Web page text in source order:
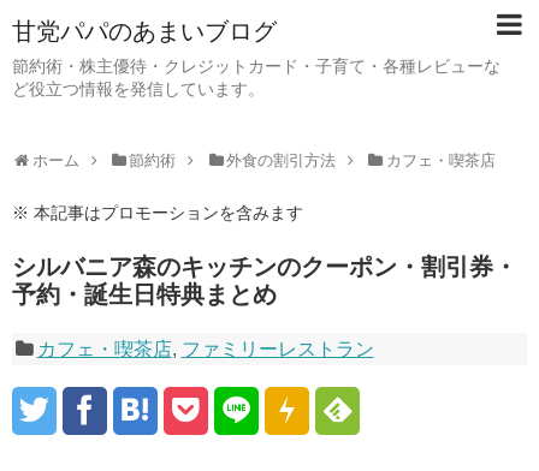
甘党パパのあまいブログ
節約術・株主優待・クレジットカード・子育て・各種レビューな
ど役立つ情報を発信しています。
ホーム 節約術 外食の割引方法 カフェ・喫茶店
※ 本記事はプロモーションを含みます
シルバニア森のキッチンのクーポン・割引券・
予約・誕生日特典まとめ
カフェ・喫茶店, ファミリーレストラン